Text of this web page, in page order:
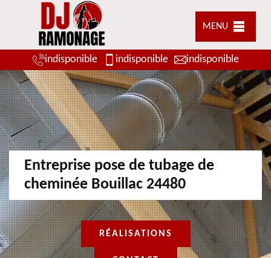
MENU
indisponible indisponible indisponible
Entreprise pose de tubage de
cheminée Bouillac 24480
RÉALISATIONS